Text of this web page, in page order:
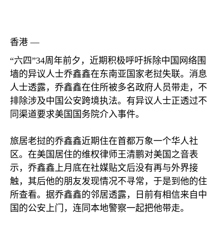
香港 —
“六四”34周年前夕，近期积极呼吁拆除中国网络围
墙的异议人士乔鑫鑫在东南亚国家老挝失联。消息
人士透露，乔鑫鑫在住所被多名政府人员带走，不
排除涉及中国公安跨境执法。有异议人士正透过不
同渠道要求美国国务院介入事件。
旅居老挝的乔鑫鑫近期住在首都万象一个华人社
区。在美国居住的维权律师王清鹏对美国之音表
示，乔鑫鑫上月底在社媒贴文后没有再与外界接
触，其后他的朋友发现情况不寻常，于是到他的住
所查看。据乔鑫鑫的邻居透露，日前有相信来自中
国的公安上门，连同本地警察一起把他带走。